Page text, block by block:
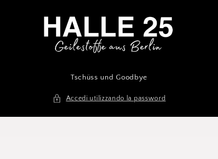
Tschüss und Goodbye
Accedi utilizzando la password